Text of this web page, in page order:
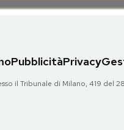
PubblicitàPrivacy
il Tribunale di Milano, 419 del